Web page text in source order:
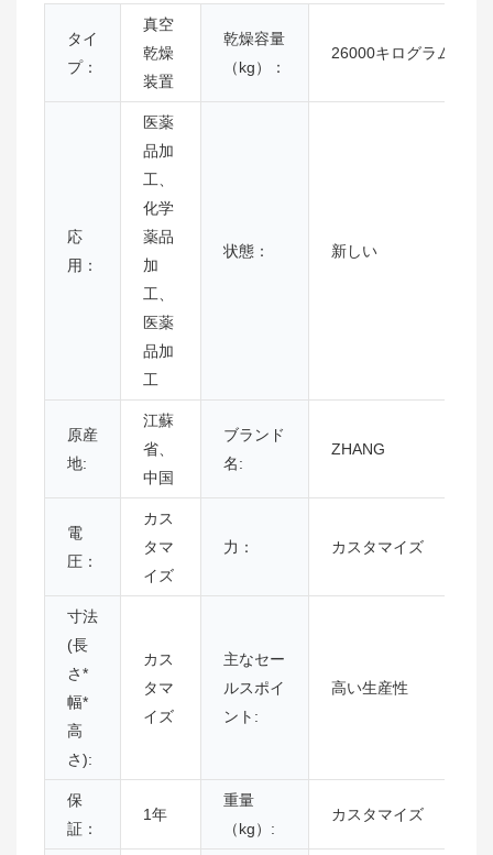
タイ
プ：
真空
乾燥
装置
乾燥容量
（kg）：
26000キログラム
応
用：
医薬
品加
工、
化学
薬品
加
工、
医薬
品加
工
状態： 新しい
原産
地:
江蘇
省、
中国
ブランド
名:
ZHANG
電
圧：
カス
タマ
イズ
力： カスタマイズ
寸法
(長
さ*
幅*
高
さ):
カス
タマ
イズ
主なセー
ルスポイ
ント:
高い生産性
保
証：
1年
重量
（kg）:
カスタマイズ